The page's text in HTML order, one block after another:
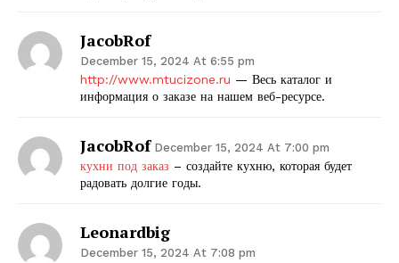
JacobRof
December 15, 2024 At 6:55 pm
http://www.mtucizone.ru — Весь каталог и
информация о заказе на нашем веб-ресурсе.
JacobRof December 15, 2024 At 7:00 pm
кухни под заказ – создайте кухню, которая будет
радовать долгие годы.
Leonardbig
December 15, 2024 At 7:08 pm